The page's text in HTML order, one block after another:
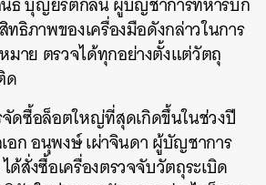
ทธิภาพของเครื่องมือดังกล่าวในการ
าย ตรวจได้ทุกอย่างตั้งแต่วัตถุ
ด
จัดซื้อล็อตใหญ่ที่สุดเกิดขึ้นในช่วงปี
อก อนุพงษ์ เผ่าจินดา ผู้บัญชาการ
ด้สั่งซื้อเครื่องตรวจจับวัตถุระเบิด